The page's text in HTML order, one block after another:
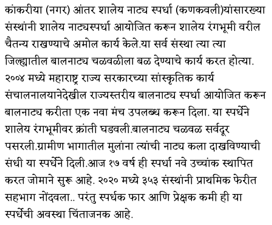
कांकरीया (नगर) आंतर शालेय नाट्य स्पर्धा (कणकवली)यांसारख्या
संस्थांनी शालेय नाट्यस्पर्धा आयोजित करून शालेय रंगभूमी वरील
चैतन्य राखण्याचे अमोल कार्य केले.या सर्व संस्था त्या त्या
जिल्ह्यातील बालनाट्य चळवळीला बळ देण्याचे कार्य करत होत्या.
२००४ मध्ये महाराष्ट्र राज्य सरकारच्या सांस्कृतिक कार्य
संचालनालयानेदेखील राज्यस्तरीय बालनाट्य स्पर्धा आयोजित करून
बालनाट्य करीता एक नवा मंच उपलब्ध करून दिला. या स्पर्धेने
शालेय रंगभूमीवर क्रांती घडवली.बालनाट्य चळवळ सर्वदूर
पसरली.ग्रामीण भागातील मुलांना त्यांची नाट्य कला दाखविण्याची
संधी या स्पर्धेने दिली.आज १७ वर्ष ही स्पर्धा नवे उच्चांक स्थापित
करत जोमाने सुरू आहे. २०२० मध्ये ३५३ संस्थांनी प्राथमिक फेरीत
सहभाग नोंदवला.. परंतु स्पर्धक फार आणि प्रेक्षक कमी ही या
स्पर्धेची अवस्था चिंताजनक आहे.